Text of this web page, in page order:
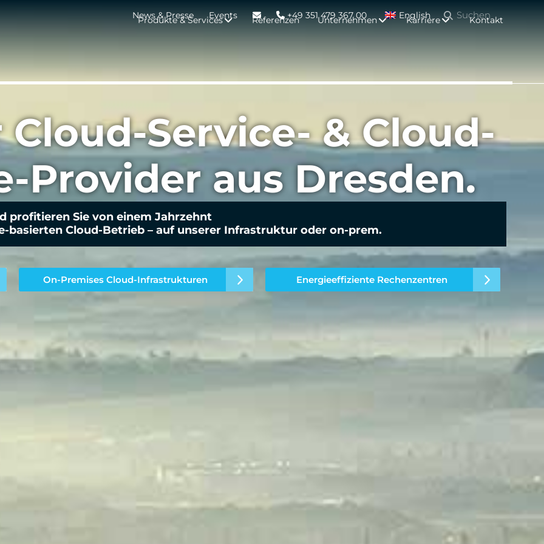
Produkte & Services Referenzen Unternehmen Karriere Kontakt
News & Presse Events +49 351 479 367 00 English
Service- & Cloud-
Provider aus Dresden.
profitieren Sie von einem Jahrzehnt
basierten Cloud-Betrieb – auf unserer Infrastruktur oder on-prem.
On-Premises Cloud-Infrastrukturen Energieeffiziente Rechenzentren